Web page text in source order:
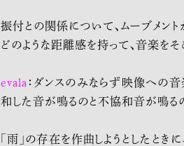
振付との関係について、ムーブメント
どのような距離感を持って、音楽をそ
evala ：ダンスのみならず映像への
和した音が鳴るのと不協和音が鳴る
「雨」の存在を作曲しようとしたと